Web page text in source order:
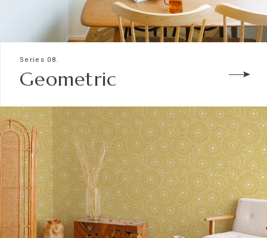
Series 08.
Geometric